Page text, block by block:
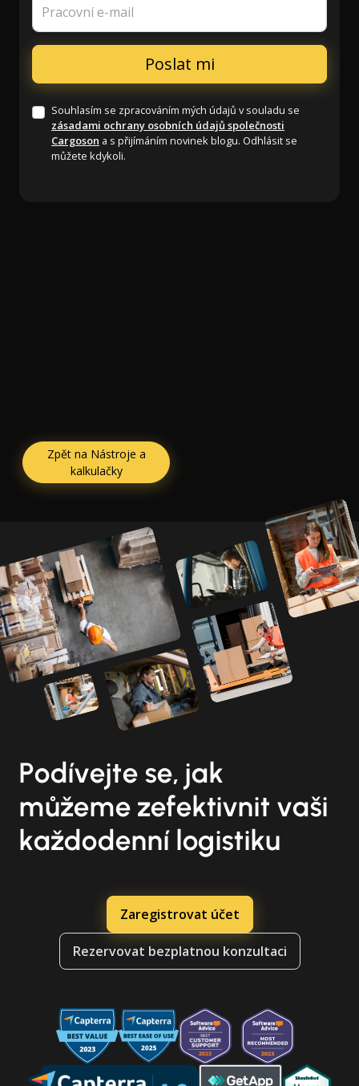
Pracovní e-mail
Souhlasím se zpracováním mých údajů v souladu se
zásadami ochrany osobních údajů společnosti
Cargoson a s přijímáním novinek blogu. Odhlásit se
můžete kdykoli.
Zpět na Nástroje a
kalkulačky
Podívejte se, jak
můžeme zefektivnit vaši
každodenní logistiku
Zaregistrovat účet
Rezervovat bezplatnou konzultaci